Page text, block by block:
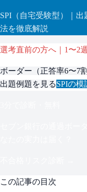
SPI （自宅受験型）
｜
法を徹底解説
選考直前の方へ｜1〜2
ボーダー（正答率6〜7
出題例題を見るSPIの模
この記事の目次